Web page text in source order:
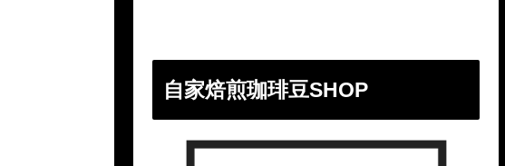
自家焙煎珈琲豆SHOP